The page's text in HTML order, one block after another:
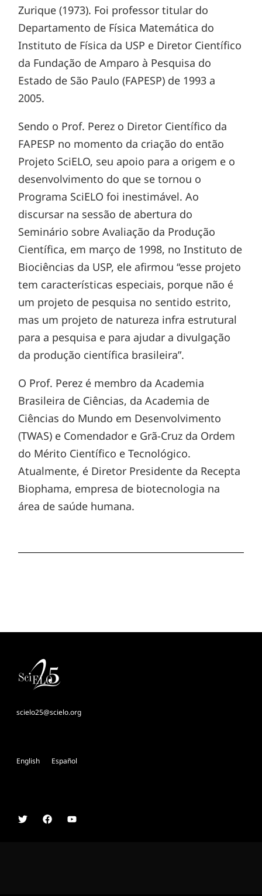
Zurique (1973). Foi professor titular do
Departamento de Física Matemática do
Instituto de Física da USP e Diretor Científico
da Fundação de Amparo à Pesquisa do
Estado de São Paulo (FAPESP) de 1993 a
2005.
Sendo o Prof. Perez o Diretor Científico da
FAPESP no momento da criação do então
Projeto SciELO, seu apoio para a origem e o
desenvolvimento do que se tornou o
Programa SciELO foi inestimável. Ao
discursar na sessão de abertura do
Seminário sobre Avaliação da Produção
Científica, em março de 1998, no Instituto de
Biociências da USP, ele afirmou “esse projeto
tem características especiais, porque não é
um projeto de pesquisa no sentido estrito,
mas um projeto de natureza infra estrutural
para a pesquisa e para ajudar a divulgação
da produção científica brasileira”.
O Prof. Perez é membro da Academia
Brasileira de Ciências, da Academia de
Ciências do Mundo em Desenvolvimento
(TWAS) e Comendador e Grã-Cruz da Ordem
do Mérito Científico e Tecnológico.
Atualmente, é Diretor Presidente da Recepta
Biophama, empresa de biotecnologia na
área de saúde humana.
scielo25@scielo.org
English Español